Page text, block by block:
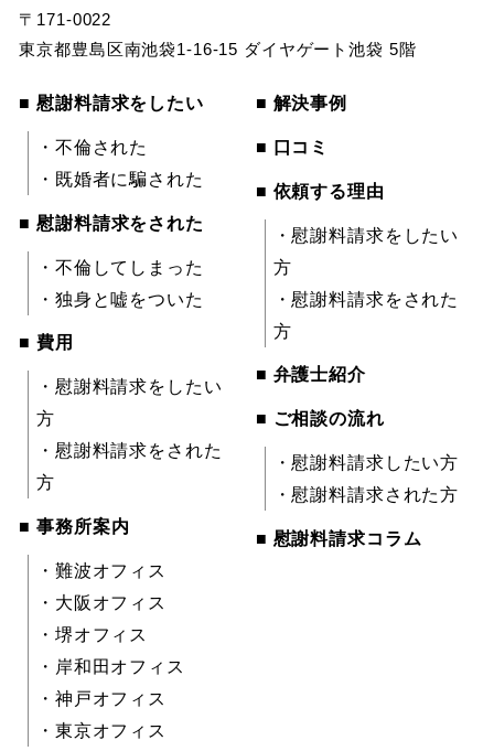
〒171-0022
東京都豊島区南池袋1-16-15 ダイヤゲート池袋 5階
■ 慰謝料請求をしたい
・不倫された
・既婚者に騙された
■ 慰謝料請求をされた
・不倫してしまった
・独身と嘘をついた
■ 費用
・慰謝料請求をしたい
方
・慰謝料請求をされた
方
■ 事務所案内
・難波オフィス
・大阪オフィス
・堺オフィス
・岸和田オフィス
・神戸オフィス
・東京オフィス
■ 解決事例
■ 口コミ
■ 依頼する理由
・慰謝料請求をしたい
方
・慰謝料請求をされた
方
■ 弁護士紹介
■ ご相談の流れ
・慰謝料請求したい方
・慰謝料請求された方
■ 慰謝料請求コラム